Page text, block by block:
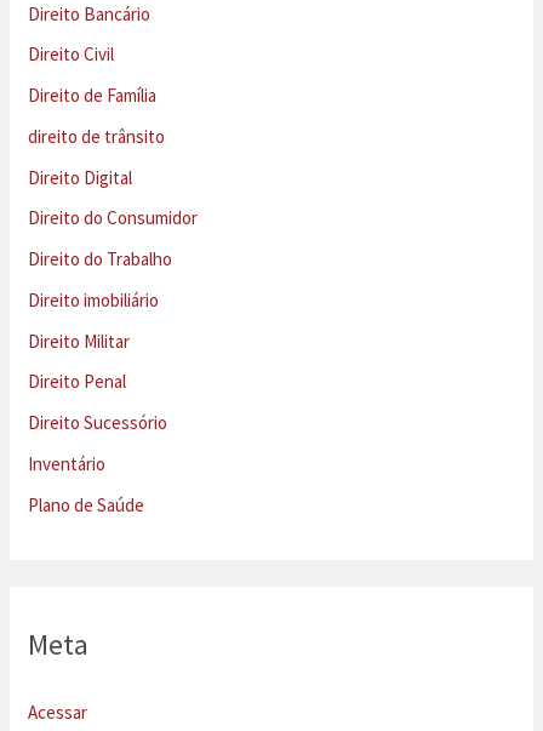
Direito Bancário
Direito Civil
Direito de Família
direito de trânsito
Direito Digital
Direito do Consumidor
Direito do Trabalho
Direito imobiliário
Direito Militar
Direito Penal
Direito Sucessório
Inventário
Plano de Saúde
Meta
Acessar